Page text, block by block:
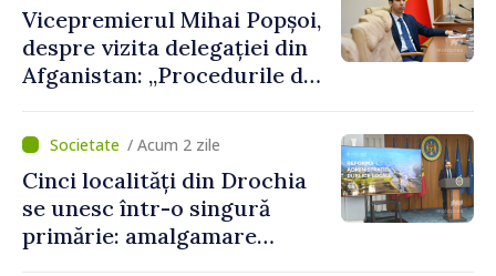
Vicepremierul Mihai Popșoi,
despre vizita delegației din
Afganistan: „Procedurile de
respectate întocmai. Nu s-
au constatat încălcări ale
prevederilor legale”
/ Acum 2 zile
Cinci localități din Drochia
se unesc într-o singură
primărie: amalgamare